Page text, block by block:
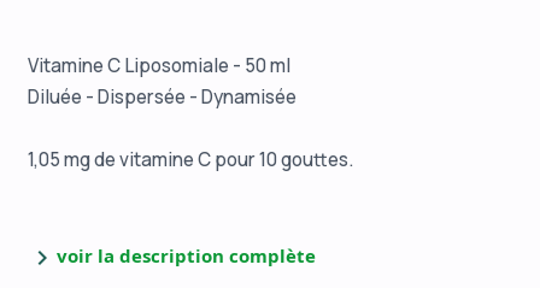
Vitamine C Liposomiale - 50 ml
Diluée - Dispersée - Dynamisée
1,05 mg de vitamine C pour 10 gouttes.
chevron_right voir la description complète